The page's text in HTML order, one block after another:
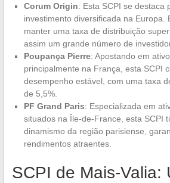
Corum Origin: Esta SCPI se destaca
investimento diversificada na Europa.
manter uma taxa de distribuição
assim um grande número de
Poupança Pierre: Apostando em
principalmente na França, esta SCPI
desempenho estável, com uma taxa
de 5,5%.
PF Grand Paris: Especializada em
situados na Île-de-France, esta SCPI
dinamismo da região parisiense,
rendimentos atraentes.
SCPI de Mais-Valia: